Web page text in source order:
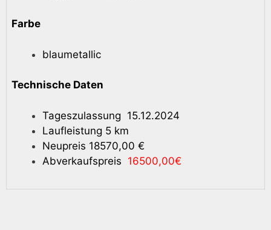
Farbe
blaumetallic
Technische Daten
Tageszulassung 15.12.2024
Laufleistung 5 km
Neupreis 18570,00 €
Abverkaufspreis 16500,00€